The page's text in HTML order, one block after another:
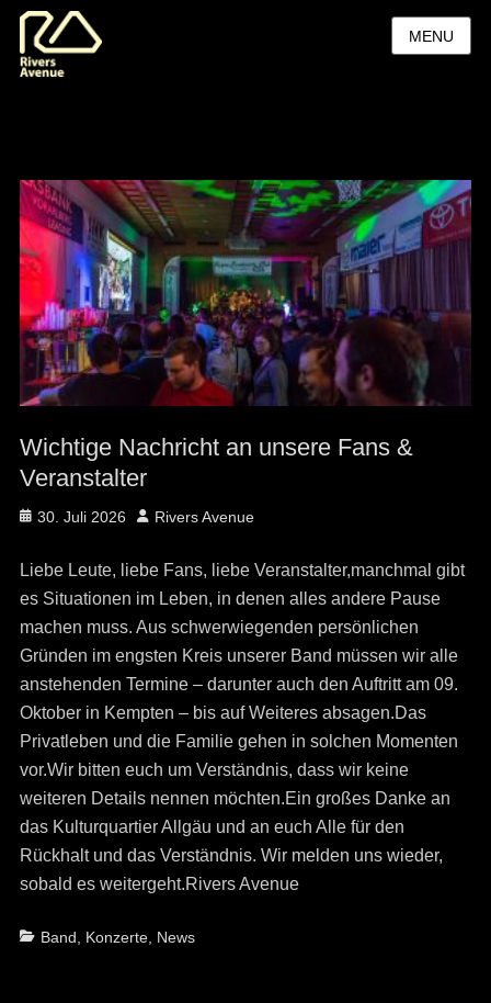
MENU
Wichtige Nachricht an unsere Fans &
Veranstalter
Posted
30. Juli 2026 Author
Rivers Avenue
Liebe Leute, liebe Fans, liebe Veranstalter,manchmal gibt
es Situationen im Leben, in denen alles andere Pause
machen muss. Aus schwerwiegenden persönlichen
Gründen im engsten Kreis unserer Band müssen wir alle
anstehenden Termine – darunter auch den Auftritt am 09.
Oktober in Kempten – bis auf Weiteres absagen.Das
Privatleben und die Familie gehen in solchen Momenten
vor.Wir bitten euch um Verständnis, dass wir keine
weiteren Details nennen möchten.Ein großes Danke an
das Kulturquartier Allgäu und an euch Alle für den
Rückhalt und das Verständnis. Wir melden uns wieder,
sobald es weitergeht.Rivers Avenue
Categories
Band Konzerte, News